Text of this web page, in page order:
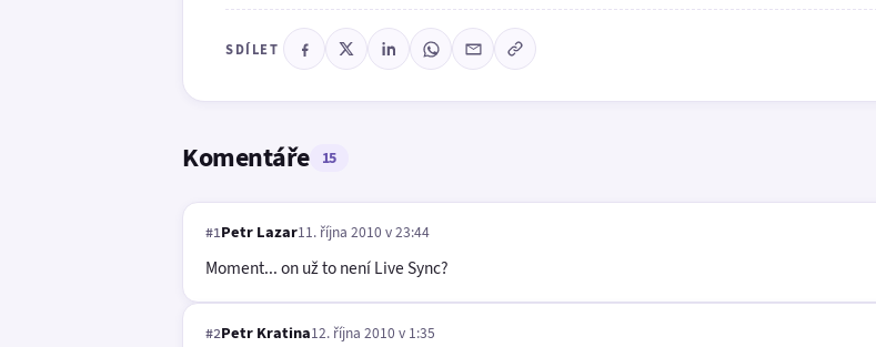
SDÍLET
Komentáře 15
#1Petr Lazar11. října 2010 v 23:44
Moment... on už to není Live Sync?
#2Petr Kratina12. října 2010 v 1:35